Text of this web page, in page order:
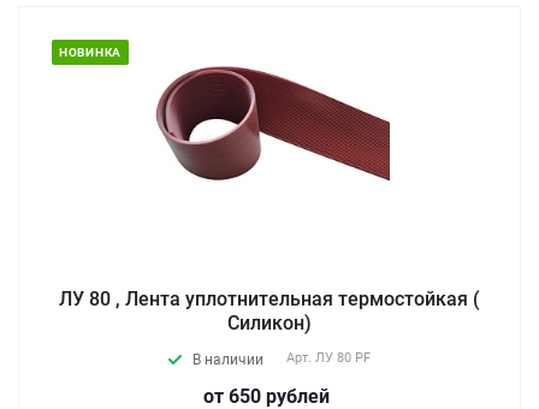
НОВИНКА
ЛУ 80 , Лента уплотнительная термостойкая (
Силикон)
В наличии Арт. ЛУ 80 PF
от 650 рублей